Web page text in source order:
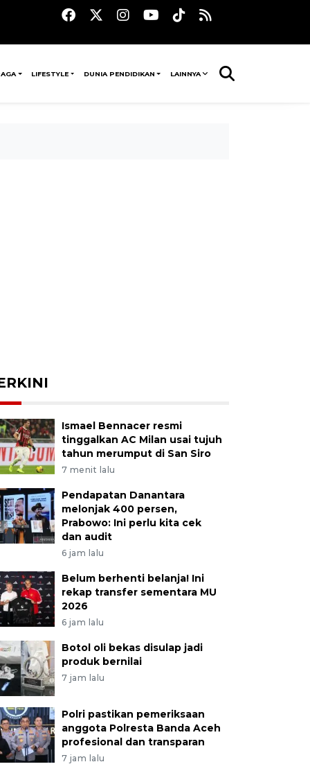
LIFESTYLE DUNIA PENDIDIKAN LAINNYA
Ismael Bennacer resmi
tinggalkan AC Milan usai tujuh
tahun merumput di San Siro
7 menit lalu
Pendapatan Danantara
melonjak 400 persen,
Prabowo: Ini perlu kita cek
dan audit
6 jam lalu
Belum berhenti belanja! Ini
rekap transfer sementara MU
2026
6 jam lalu
Botol oli bekas disulap jadi
produk bernilai
7 jam lalu
Polri pastikan pemeriksaan
anggota Polresta Banda Aceh
profesional dan transparan
7 jam lalu